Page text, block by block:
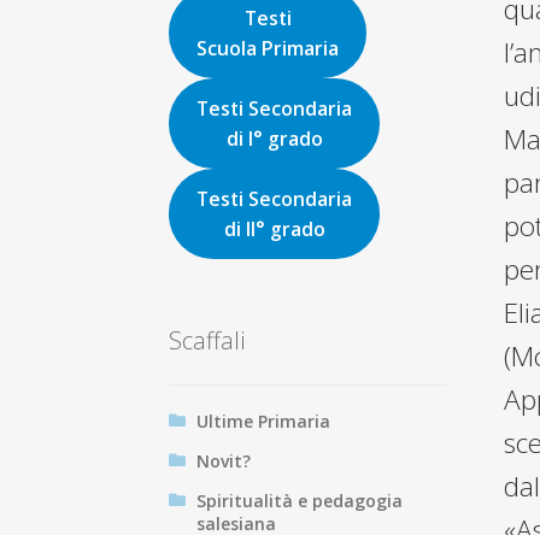
Testi
Scuola Primaria
Testi Secondaria
di I° grado
Testi Secondaria
di II° grado
Scaffali
Ultime Primaria
Novit?
Spiritualità e pedagogia
salesiana